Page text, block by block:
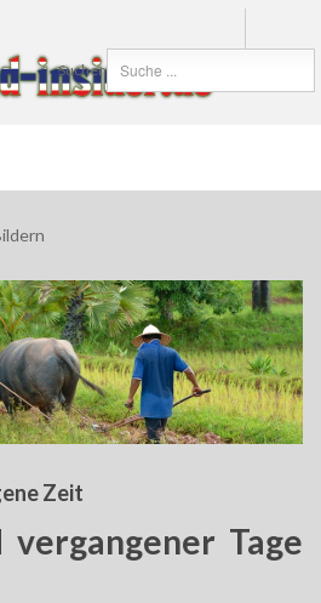
Suchen
Zeit
vergangener Tage